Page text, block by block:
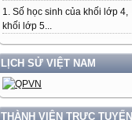
1. Số học sinh của khối lớp 4,
khối lớp 5...
LỊCH SỬ VIỆT NAM
THÀNH VIÊN TRỰC TUYẾN